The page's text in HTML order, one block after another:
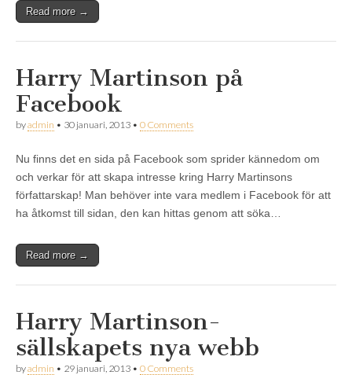
Read more →
Harry Martinson på
Facebook
byadmin • 30 januari, 2013 • 0 Comments
Nu finns det en sida på Facebook som sprider kännedom om
och verkar för att skapa intresse kring Harry Martinsons
författarskap! Man behöver inte vara medlem i Facebook för att
ha åtkomst till sidan, den kan hittas genom att söka…
Read more →
Harry Martinson-
sällskapets nya webb
byadmin • 29 januari, 2013 • 0 Comments